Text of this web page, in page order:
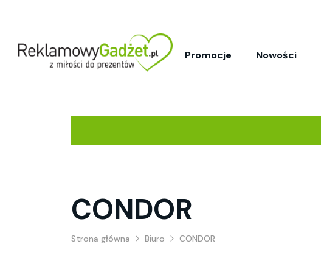
Promocje Nowości
CONDOR
Strona główna Biuro CONDOR